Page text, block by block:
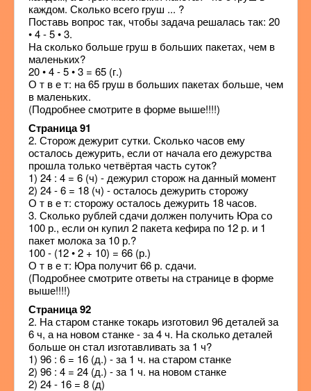
каждом. Сколько всего груш ... ?
Поставь вопрос так, чтобы задача решалась так: 20
• 4 - 5 • 3.
На сколько больше груш в больших пакетах, чем в
маленьких?
20 • 4 - 5 • 3 = 65 (г.)
О т в е т: на 65 груш в больших пакетах больше, чем
в маленьких.
(Подробнее смотрите в форме выше!!!!)
Страница 91
2. Сторож дежурит сутки. Сколько часов ему
осталось дежурить, если от начала его дежурства
прошла только четвёртая часть суток?
1) 24 : 4 = 6 (ч) - дежурил сторож на данный момент
2) 24 - 6 = 18 (ч) - осталось дежурить сторожу
О т в е т: сторожу осталось дежурить 18 часов.
3. Сколько рублей сдачи должен получить Юра со
100 р., если он купил 2 пакета кефира по 12 р. и 1
пакет молока за 10 р.?
100 - (12 • 2 + 10) = 66 (р.)
О т в е т: Юра получит 66 р. сдачи.
(Подробнее смотрите ответы на странице в форме
выше!!!!)
Страница 92
2. На старом станке токарь изготовил 96 деталей за
6 ч, а на новом станке - за 4 ч. На сколько деталей
больше он стал изготавливать за 1 ч?
1) 96 : 6 = 16 (д.) - за 1 ч. на старом станке
2) 96 : 4 = 24 (д.) - за 1 ч. на новом станке
2) 24 - 16 = 8 (д)